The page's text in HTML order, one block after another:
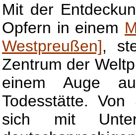
Mit der
Opfern in einem
Westpreußen],
Zentrum der
einem Auge
Todesstätte.
sich mit